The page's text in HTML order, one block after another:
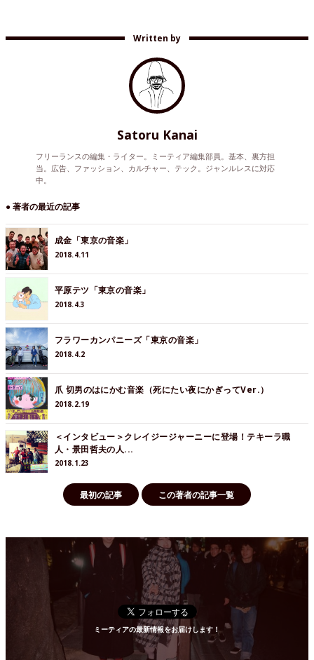
Written by
Satoru Kanai
フリーランスの編集・ライター。ミーティア編集部員。基本、裏方担
当。広告、ファッション、カルチャー、テック。ジャンルレスに対応
中。
● 著者の最近の記事
成金「東京の音楽」
2018.4.11
平原テツ「東京の音楽」
2018.4.3
フラワーカンパニーズ「東京の音楽」
2018.4.2
爪 切男のはにかむ音楽（死にたい夜にかぎってVer.）
2018.2.19
＜インタビュー＞クレイジージャーニーに登場！テキーラ職
人・景田哲夫の人...
2018.1.23
最初の記事 この著者の記事一覧
ミーティアの最新情報をお届けします！